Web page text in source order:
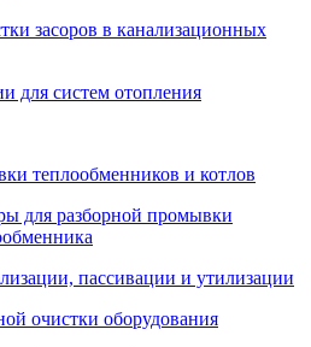
засоров в канализационных
для систем отопления
теплообменников и котлов
для разборной промывки
пассивации и утилизации
очистки оборудования